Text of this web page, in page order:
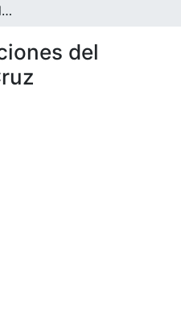
Antiguas instalaciones del Hospital Santa Cruz
del